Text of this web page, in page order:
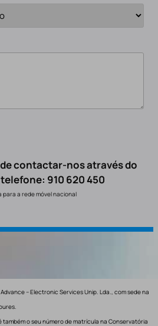
contactar-nos através do
910 620 450
para a rede móvel nacional
– Electronic Services Unip. Lda., com sede na
também o seu número de matrícula na Conservatória